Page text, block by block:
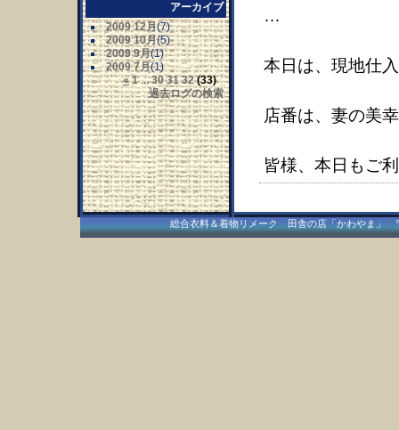
アーカイブ
2009 12月(7)
2009 10月(5)
2009 9月(1)
2009 7月(1)
« 1...30 31 32 (33)
過去ログの検索
…
本日は、現地仕
店番は、妻の美
皆様、本日もご
総合衣料＆着物リメーク 田舎の店「かわやま」